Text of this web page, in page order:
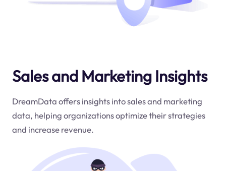
Sales and Marketing Insights
DreamData offers insights into sales and marketing
data, helping organizations optimize their strategies
and increase revenue.